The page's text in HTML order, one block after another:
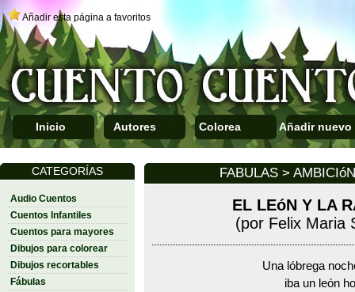
Añadir esta página a favoritos
Inicio Autores Colorea Añadir nuevo
CATEGORÍAS
Audio Cuentos
Cuentos Infantiles
Cuentos para mayores
Dibujos para colorear
Dibujos recortables
Fábulas
FABULAS >
EL LEóN Y LA
(por Felix Maria
Una lóbrega
iba un león